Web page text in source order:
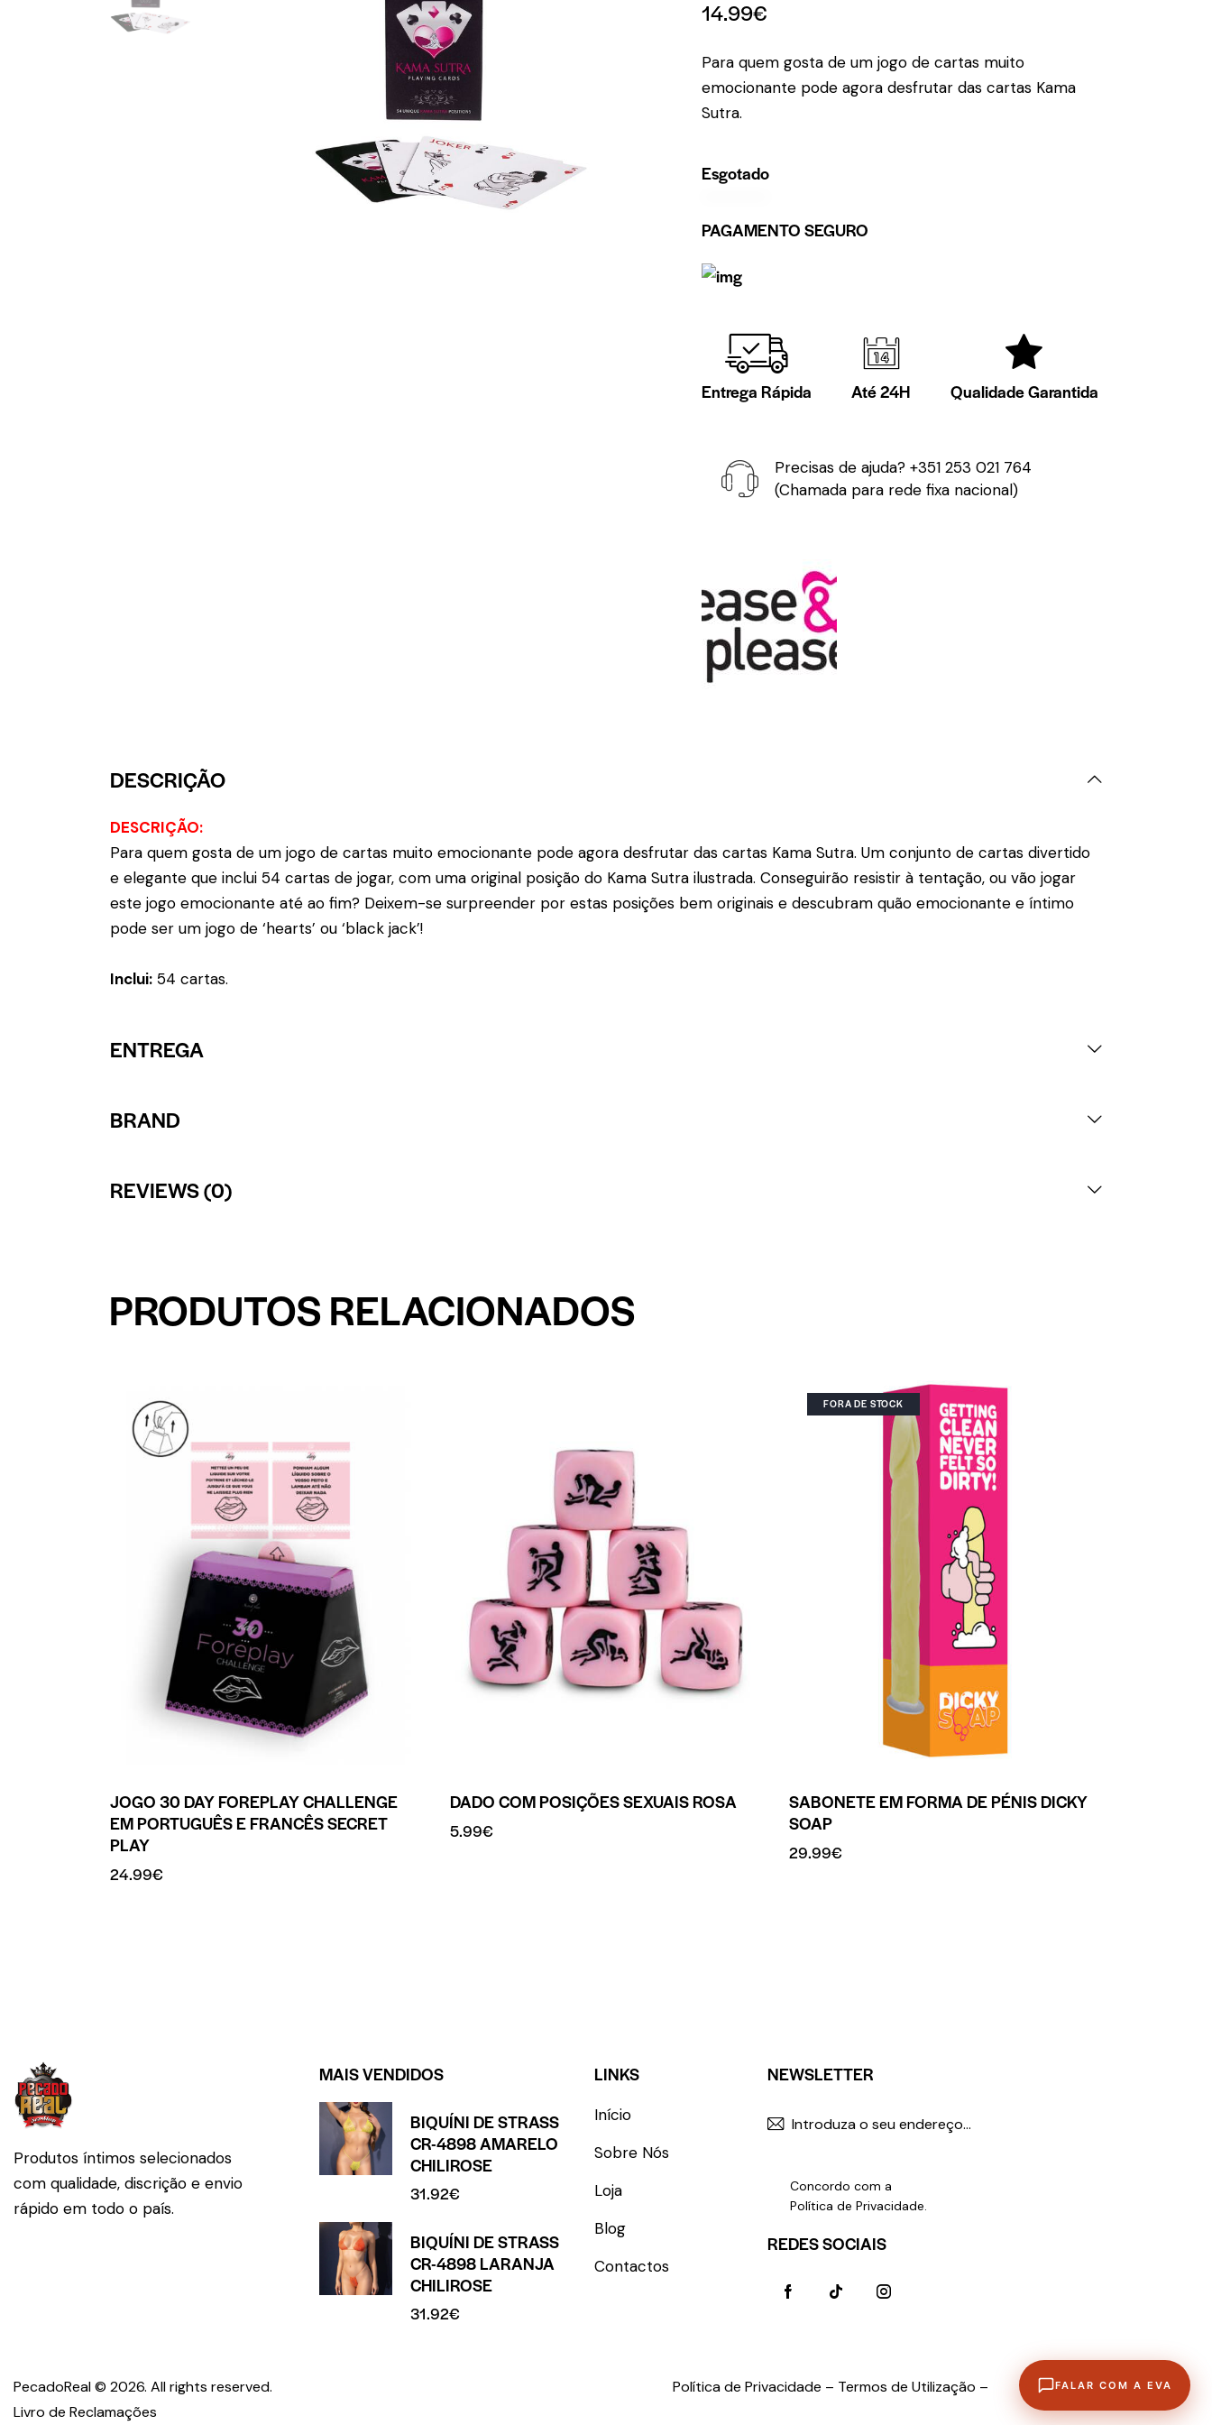
14.99€
Para quem gosta de um jogo de cartas muito
emocionante pode agora desfrutar das cartas Kama
Sutra.
Esgotado
PAGAMENTO SEGURO
Entrega Rápida Até 24H Qualidade Garantida
Precisas de ajuda? +351 253 021 764
(Chamada para rede fixa nacional)
DESCRIÇÃO
DESCRIÇÃO:
Para quem gosta de um jogo de cartas muito emocionante pode agora desfrutar das cartas Kama Sutra. Um conjunto de cartas divertido
e elegante que inclui 54 cartas de jogar, com uma original posição do Kama Sutra ilustrada. Conseguirão resistir à tentação, ou vão jogar
este jogo emocionante até ao fim? Deixem-se surpreender por estas posições bem originais e descubram quão emocionante e íntimo
pode ser um jogo de ‘hearts’ ou ‘black jack’!
Inclui: 54 cartas.
ENTREGA
BRAND
REVIEWS (0)
PRODUTOS RELACIONADOS
JOGO 30 DAY FOREPLAY CHALLENGE
EM PORTUGUÊS E FRANCÊS SECRET
PLAY
24.99€
DADO COM POSIÇÕES SEXUAIS ROSA
5.99€
FORA DE STOCK
SABONETE EM FORMA DE PÉNIS DICKY
SOAP
29.99€
Produtos íntimos selecionados
com qualidade, discrição e envio
rápido em todo o país.
MAIS VENDIDOS
BIQUÍNI DE STRASS
CR-4898 AMARELO
CHILIROSE
31.92€
BIQUÍNI DE STRASS
CR-4898 LARANJA
CHILIROSE
31.92€
LINKS
Início
Sobre Nós
Loja
Blog
Contactos
NEWSLETTER
Concordo com a
Política de Privacidade
REDES SOCIAIS
PecadoReal © 2026. All rights reserved. Política de Privacidade – Termos de Utilização –
Livro de Reclamações
FALAR COM A EVA